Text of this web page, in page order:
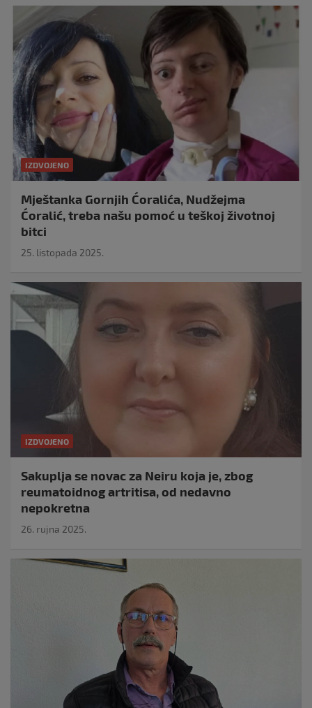
IZDVOJENO
Mještanka Gornjih Ćoralića, Nudžejma
Ćoralić, treba našu pomoć u teškoj životnoj
bitci
25. listopada 2025.
IZDVOJENO
Sakuplja se novac za Neiru koja je, zbog
reumatoidnog artritisa, od nedavno
nepokretna
26. rujna 2025.